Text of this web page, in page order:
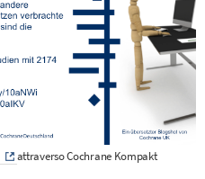
attraverso Cochrane Kompakt